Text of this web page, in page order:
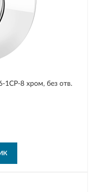
1CP-8 хром, без отв.